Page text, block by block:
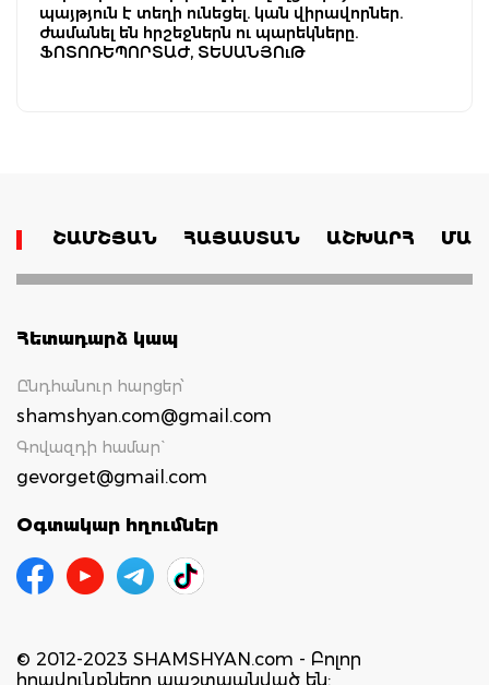
պայթյուն է տեղի ունեցել. կան վիրավորներ.
ժամանել են հրշեջներն ու պարեկները.
ՖՈՏՈՌԵՊՈՐՏԱԺ, ՏԵՍԱՆՅՈւԹ
ՇԱՄՇՅԱՆ ՀԱՅԱՍՏԱՆ ԱՇԽԱՐՀ
Հետադարձ կապ
Ընդհանուր հարցեր՝
shamshyan.com@gmail.com
Գովազդի համար`
gevorget@gmail.com
Օգտակար հղումներ
© 2012-2023 SHAMSHYAN.com - Բոլոր
իրավունքները պաշտպանված են: